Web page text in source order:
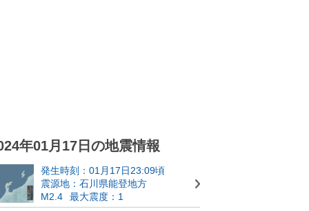
年01月17日の地震情報
発生時刻：01月17日23:09頃
震源地：石川県能登地方
M2.4
最大震度：1